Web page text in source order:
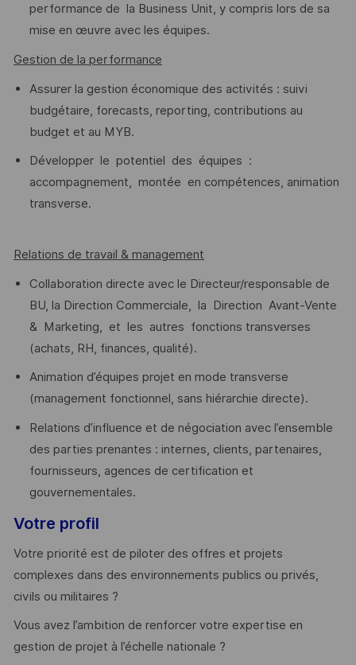
performance de la Business Unit, y compris lors de sa
mise en œuvre avec les équipes.
Gestion de la performance
Assurer la gestion économique des activités : suivi
budgétaire, forecasts, reporting, contributions au
budget et au MYB.
Développer le potentiel des équipes :
accompagnement, montée en compétences, animation
transverse.
Relations de travail & management
Collaboration directe avec le Directeur/responsable de
BU, la Direction Commerciale, la Direction Avant-Vente
& Marketing, et les autres fonctions transverses
(achats, RH, finances, qualité).
Animation d’équipes projet en mode transverse
(management fonctionnel, sans hiérarchie directe).
Relations d’influence et de négociation avec l’ensemble
des parties prenantes : internes, clients, partenaires,
fournisseurs, agences de certification et
gouvernementales.
Votre profil
Votre priorité est de piloter des offres et projets
complexes dans des environnements publics ou privés,
civils ou militaires ?
Vous avez l’ambition de renforcer votre expertise en
gestion de projet à l’échelle nationale ?